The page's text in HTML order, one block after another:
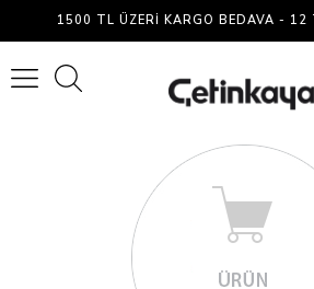
1500 TL ÜZERI KARGO BEDAVA - 12
Doğrayıcı,
Rondo